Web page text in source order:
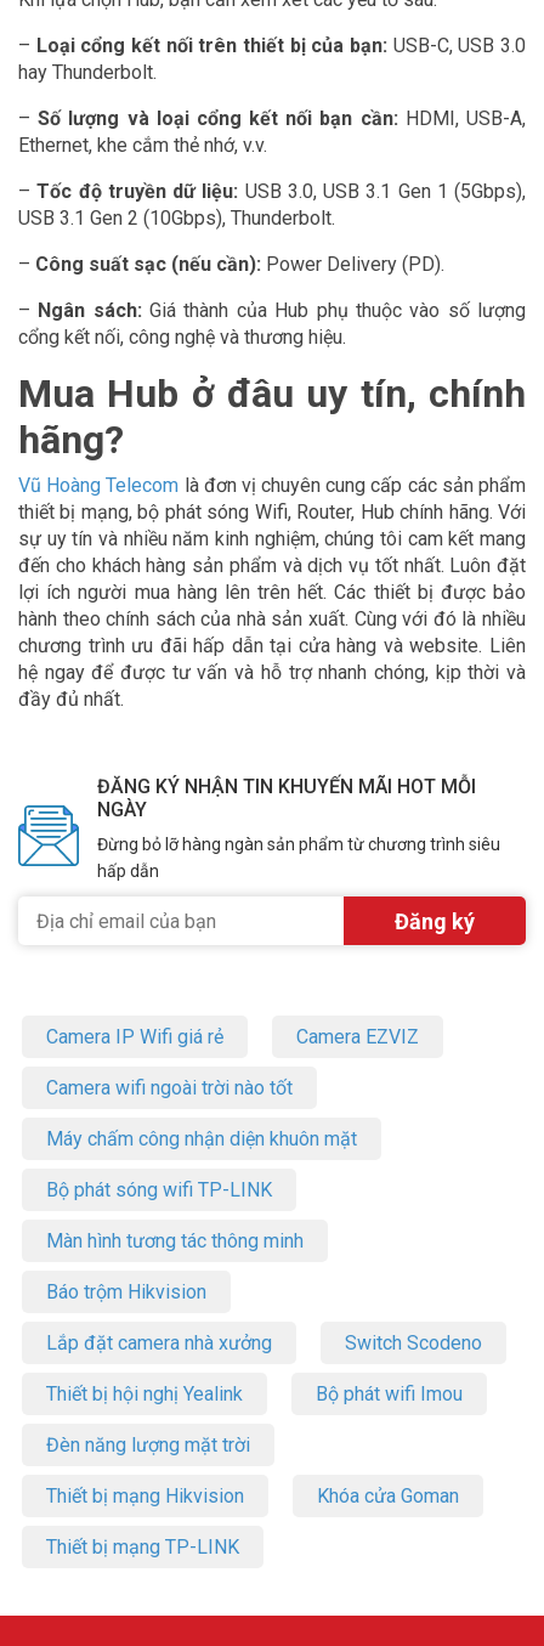
– Loại cổng kết nối trên thiết bị của bạn: USB-C, USB 3.0
hay Thunderbolt.
–Số lượng và loại cổng kết nối bạn cần: HDMI, USB-A,
Ethernet, khe cắm thẻ nhớ, v.v.
–Tốc độ truyền dữ liệu: USB 3.0, USB 3.1 Gen 1 (5Gbps),
USB 3.1 Gen 2 (10Gbps), Thunderbolt.
– Công suất sạc (nếu cần): Power Delivery (PD).
– Ngân sách: Giá thành của Hub phụ thuộc vào số lượng
cổng kết nối, công nghệ và thương hiệu.
Mua Hub ở đâu uy tín, chính
hãng?
Vũ Hoàng Telecom là đơn vị chuyên cung cấp các sản phẩm
thiết bị mạng, bộ phát sóng Wifi, Router, Hub chính hãng. Với
sự uy tín và nhiều năm kinh nghiệm, chúng tôi cam kết mang
đến cho khách hàng sản phẩm và dịch vụ tốt nhất. Luôn đặt
lợi ích người mua hàng lên trên hết. Các thiết bị được bảo
hành theo chính sách của nhà sản xuất. Cùng với đó là nhiều
chương trình ưu đãi hấp dẫn tại cửa hàng và website. Liên
hệ ngay để được tư vấn và hỗ trợ nhanh chóng, kịp thời và
đầy đủ nhất.
ĐĂNG KÝ NHẬN TIN KHUYẾN MÃI HOT MỖI
NGÀY
Đừng bỏ lỡ hàng ngàn sản phẩm từ chương trình siêu
hấp dẫn
Camera IP Wifi giá rẻ Camera EZVIZ
Camera wifi ngoài trời nào tốt
Máy chấm công nhận diện khuôn mặt
Bộ phát sóng wifi TP-LINK
Màn hình tương tác thông minh
Báo trộm Hikvision
Lắp đặt camera nhà xưởng Switch Scodeno
Thiết bị hội nghị Yealink Bộ phát wifi Imou
Đèn năng lượng mặt trời
Thiết bị mạng Hikvision Khóa cửa Goman
Thiết bị mạng TP-LINK